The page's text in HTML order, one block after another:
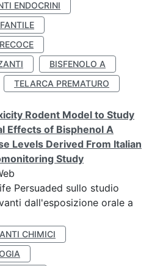
ENDOCRINI
BISFENOLO A
TELARCA PREMATURO
Rodent Model to Study
Effects of Bisphenol A
Levels Derived From Italian
Study
Persuaded sullo studio
dall'esposizione orale a
CHIMICI